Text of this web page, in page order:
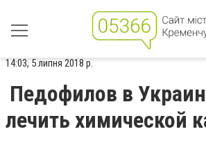
14:03, 5 липня 2018 р.
Педофилов в
лечить химической